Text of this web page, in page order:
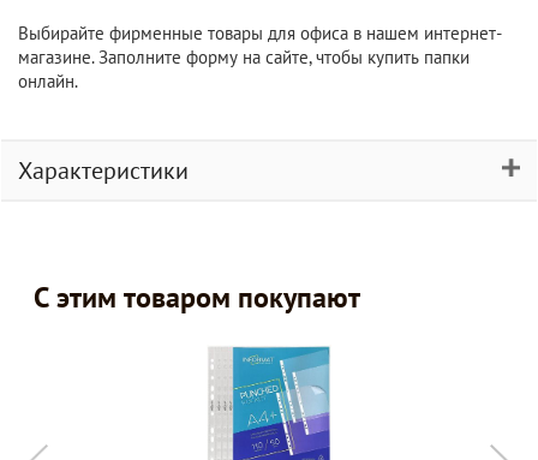
Выбирайте фирменные товары для офиса в нашем интернет-
магазине. Заполните форму на сайте, чтобы купить папки
онлайн.
Характеристики
С этим товаром покупают